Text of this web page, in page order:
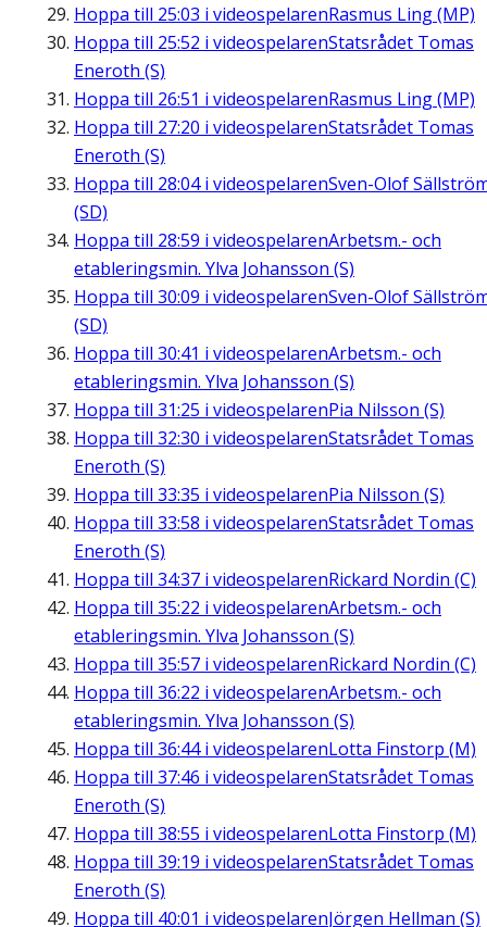
Hoppa till 25:03 i videospelarenRasmus Ling (MP)
Hoppa till 25:52 i videospelarenStatsrådet Tomas
Eneroth (S)
Hoppa till 26:51 i videospelarenRasmus Ling (MP)
Hoppa till 27:20 i videospelarenStatsrådet Tomas
Eneroth (S)
Hoppa till 28:04i videospelarenSven-Olof
(SD)
Hoppa till 28:59 i videospelarenArbetsm.- och
etableringsmin. Ylva Johansson (S)
Hoppa till 30:09 i videospelarenSven-Olof
(SD)
Hoppa till 30:41 i videospelarenArbetsm.- och
etableringsmin. Ylva Johansson (S)
Hoppa till 31:25 i videospelarenPia Nilsson (S)
Hoppa till 32:30 i videospelarenStatsrådet Tomas
Eneroth (S)
Hoppa till 33:35 i videospelarenPia Nilsson (S)
Hoppa till 33:58 i videospelarenStatsrådet Tomas
Eneroth (S)
Hoppa till 34:37 i videospelarenRickard Nordin (C)
Hoppa till 35:22 i videospelarenArbetsm.- och
etableringsmin. Ylva Johansson (S)
Hoppa till 35:57 i videospelarenRickard Nordin (C)
Hoppa till 36:22 i videospelarenArbetsm.- och
etableringsmin. Ylva Johansson (S)
Hoppa till 36:44i videospelarenLotta Finstorp (M)
Hoppa till 37:46 i videospelarenStatsrådet Tomas
Eneroth (S)
Hoppa till 38:55 i videospelarenLotta Finstorp (M)
Hoppa till 39:19 i videospelarenStatsrådet Tomas
Eneroth (S)
Hoppa till 40:01 i videospelarenJörgen Hellman (S)